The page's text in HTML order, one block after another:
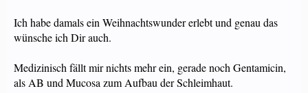
Ich habe damals ein Weihnachtswunder erlebt und genau das
wünsche ich Dir auch.
Medizinisch fällt mir nichts mehr ein, gerade noch Gentamicin,
als AB und Mucosa zum Aufbau der Schleimhaut.